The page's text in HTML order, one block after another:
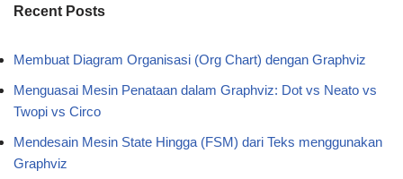
Recent Posts
Membuat Diagram Organisasi (Org Chart) dengan Graphviz
Menguasai Mesin Penataan dalam Graphviz: Dot vs Neato vs
Twopi vs Circo
Mendesain Mesin State Hingga (FSM) dari Teks menggunakan
Graphviz